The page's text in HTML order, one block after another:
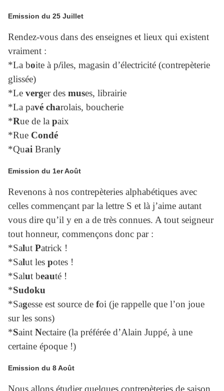
Emission du 25 Juillet
Rendez-vous dans des enseignes et lieux qui existent
vraiment :
*La boite à p/iles, magasin d’électricité (contrepèterie
glissée)
*Le verger des muses, librairie
*La pavé charolais, boucherie
*Rue de la paix
*Rue Condé
*Quai Branly
Emission du 1er Août
Revenons à nos contrepèteries alphabétiques avec
celles commençant par la lettre S et là j’aime autant
vous dire qu’il y en a de très connues. A tout seigneur
tout honneur, commençons donc par :
*Salut Patrick !
*Salut les potes !
*Salut beauté !
*Sudoku
*Sagesse est source de foi (je rappelle que l’on joue
sur les sons)
*Saint Nectaire (la préférée d’Alain Juppé, à une
certaine époque !)
Emission du 8 Août
Nous allons étudier quelques contrepèteries de saison.